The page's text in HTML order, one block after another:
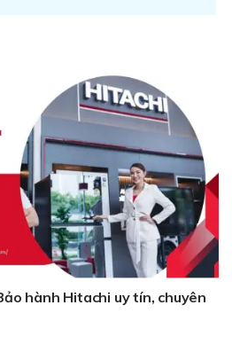
hành Hitachi uy tín, chuyên